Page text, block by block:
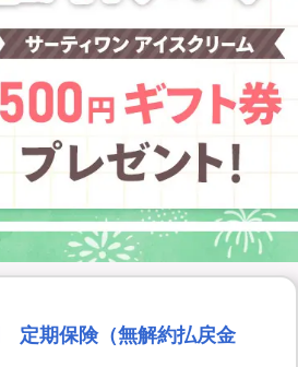
定期保険（無解約払戻金